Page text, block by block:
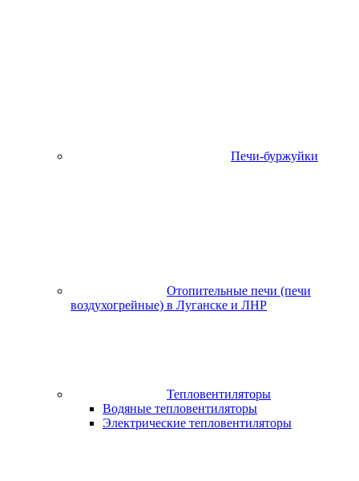
Печи-буржуйки
Отопительные печи (печи
воздухогрейные) в Луганске и ЛНР
Тепловентиляторы
Водяные тепловентиляторы
Электрические тепловентиляторы